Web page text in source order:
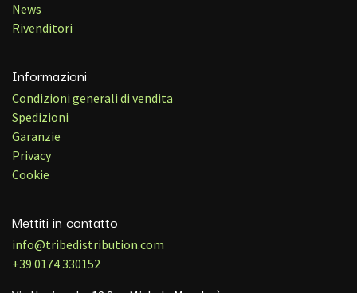
News
Rivenditori
Informazioni
Condizioni generali di vendita
Spedizioni
Garanzie
Privacy
Cookie
Mettiti in contatto
info@tribedistribution.com
+39 0174 330152